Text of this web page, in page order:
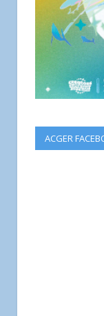
ACGER